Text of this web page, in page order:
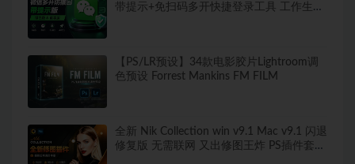
带提示+免扫码多开快捷登录工具 工作生活
【PS/LR预设】34款电影胶片Lightroom调
色预设 Forrest Mankins FM FILM
全新 Nik Collection win v9.1 Mac v9.1 闪退
修复版 无需联网 又出修图王炸 PS插件套装